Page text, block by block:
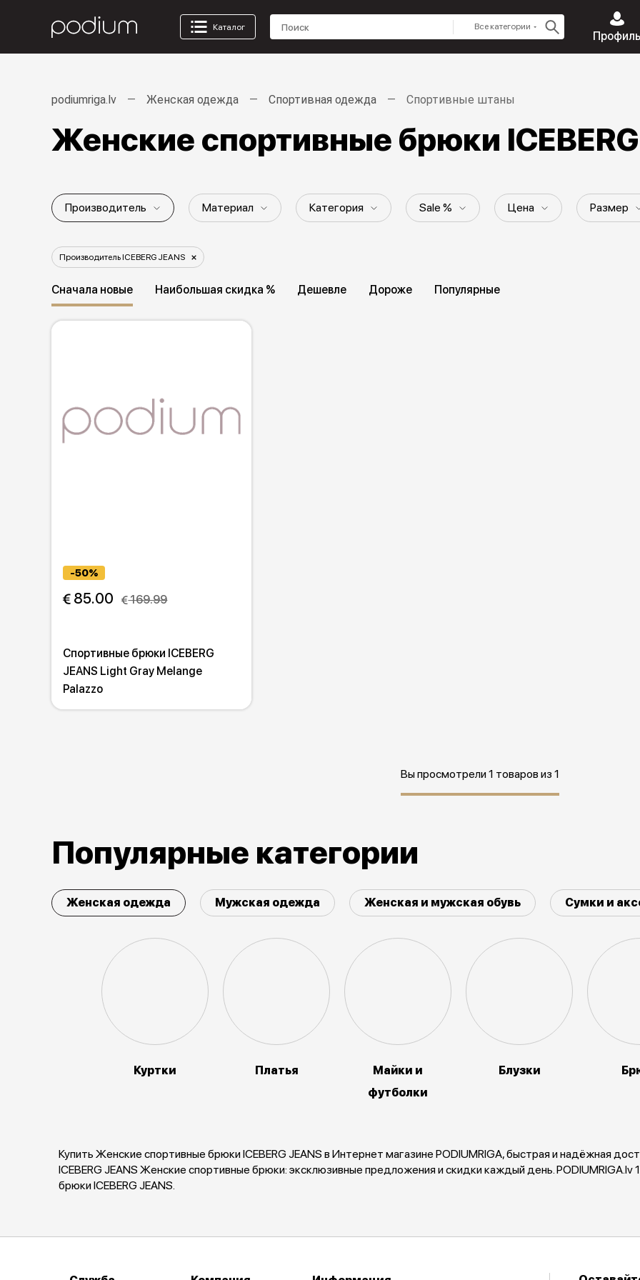
Каталог Все категории
Профиль
podiumriga.lv Женская одежда Спортивная одежда Спортивные штаны
Женские спортивные брюки
Производитель Материал Категория Sale % Цена Размер
Производитель ICEBERG JEANS
Сначала новые Наибольшая скидка % Дешевле Дороже Популярные
-50%
85.00 169.99
Спортивные брюки ICEBERG
JEANS Light Gray Melange
Palazzo
Вы просмотрели 1 товаров из 1
Популярные категории
Женская одежда Мужская одежда Женская и мужская обувь Сумки и
Куртки Платья
Майки и
футболки
Блузки
Купить Женские спортивные брюки ICEBERG JEANS в Интернет магазине PODIUMRIGA, быстрая и надёжная
ICEBERG JEANS Женские спортивные брюки: эксклюзивные предложения и скидки каждый день. PODIUMRIGA.lv
брюки ICEBERG JEANS.